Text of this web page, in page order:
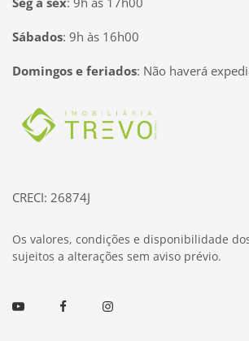
Sábados: 9h às 16h00
Domingos e feriados: Não haverá
Página inicial
CRECI: 26874J
Os valores, condições e disponibilidade
sujeitos a alterações sem aviso prévio.
Youtube FacebookInstagram